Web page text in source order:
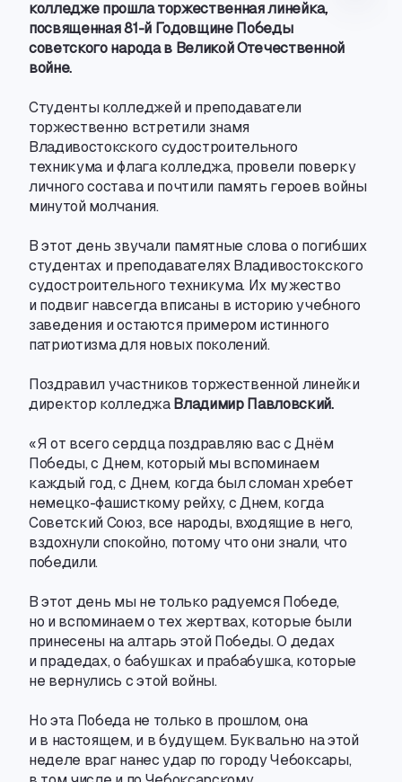
колледже прошла торжественная линейка,
посвященная 81-й Годовщине Победы
советского народа в Великой Отечественной
войне.
Студенты колледжей и преподаватели
торжественно встретили знамя
Владивостокского судостроительного
техникума и флага колледжа, провели поверку
личного состава и почтили память героев войны
минутой молчания.
В этот день звучали памятные слова о погибших
студентах и преподавателях Владивостокского
судостроительного техникума. Их мужество
и подвиг навсегда вписаны в историю учебного
заведения и остаются примером истинного
патриотизма для новых поколений.
Поздравил участников торжественной линейки
директор колледжа Владимир Павловский.
«Я от всего сердца поздравляю вас с Днём
Победы,с Днем, который мы вспоминаем
каждый год,с Днем, когда был сломан хребет
немецко-фашисткомурейху, с Днем, когда
Советский Союз, все народы, входящие в него,
вздохнули спокойно, потому что они знали, что
победили.
В этот день мы не только радуемся Победе,
но и вспоминаем о тех жертвах, которые были
принесены на алтарь этой Победы. О дедах
и прадедах,о бабушках и прабабушка, которые
не вернулись с этой войны.
Но эта Победа не только в прошлом, она
и в настоящем, и в будущем. Буквально на этой
неделе враг нанес удар по городу Чебоксары,